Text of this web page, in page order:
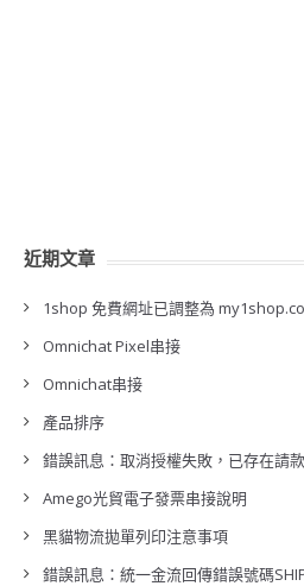
近期文章
1shop 免費網址已調整為
Omnichat Pixel串接
Omnichat串接
產品排序
錯誤訊息：取消授權失敗，已存在請
Amego光貿電子發票串接說明
黑貓物流拋單列印注意事項
錯誤訊息：統一金流回傳錯誤號碼